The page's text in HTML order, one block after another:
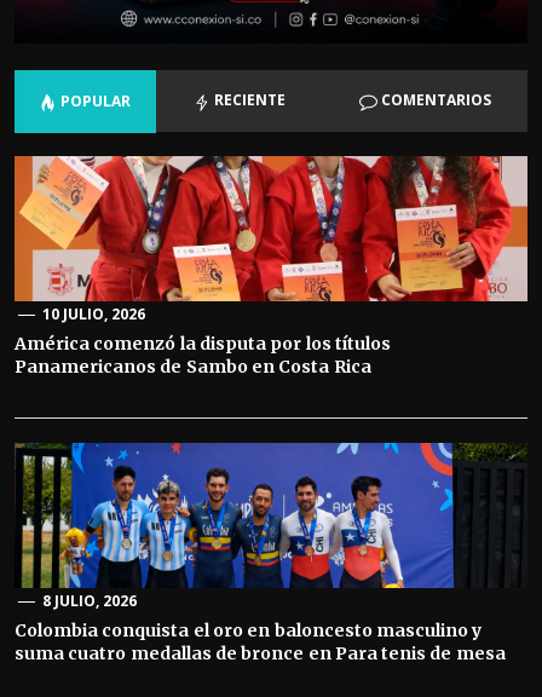
POPULAR RECIENTE COMENTARIOS
10 JULIO, 2026
América comenzó la disputa por los títulos
Panamericanos de Sambo en Costa Rica
8 JULIO, 2026
Colombia conquista el oro en baloncesto masculino y
suma cuatro medallas de bronce en Para tenis de mesa